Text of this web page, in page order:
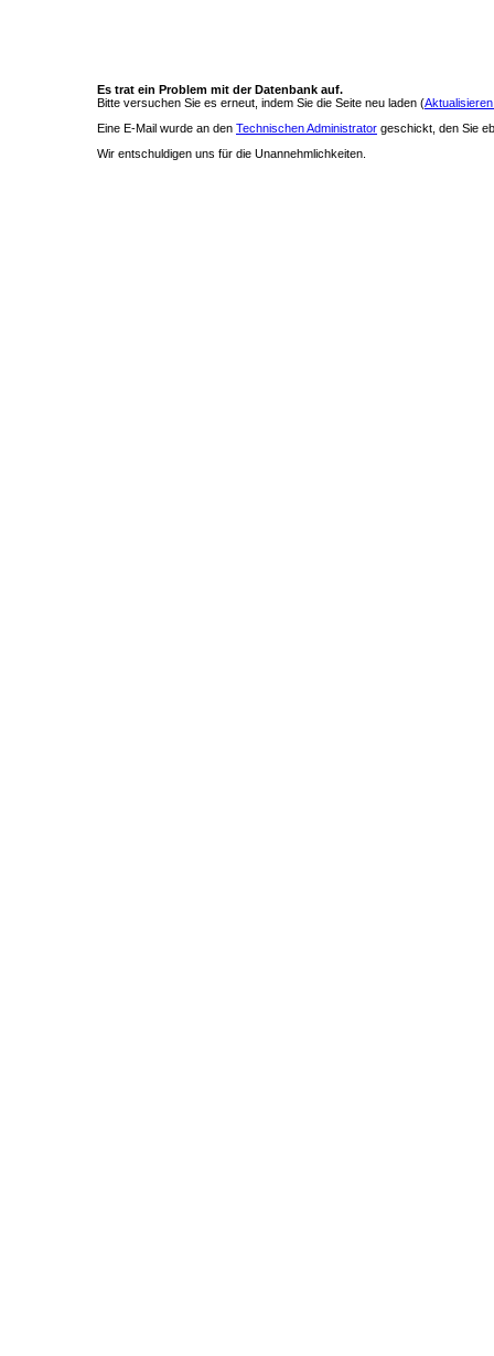
Es trat ein Problem mit der Datenbank auf.
Bitte versuchen Sie es erneut, indem Sie die Seite neu laden (
Eine E-Mail wurde an den Technischen Administrator geschickt, den Sie
Wir entschuldigen uns für die Unannehmlichkeiten.